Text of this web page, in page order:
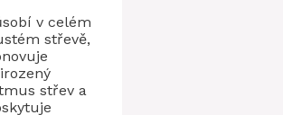
v celém
střevě,
střev a